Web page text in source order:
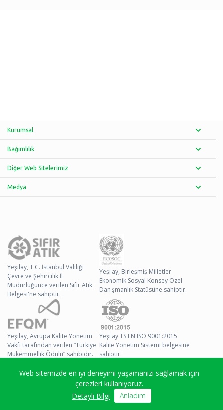
Web sitemizde en iyi deneyimi yaşamanızı sağlamak için
çerezleri kullanıyoruz.
Detaylı Bilgi
Anladım
Kurumsal
Bağımlılık
Diğer Web Sitelerimiz
Medya
Yeşilay, T.C. İstanbul Valiliği
Çevre ve Şehircilik İl
Müdürlüğünce verilen Sıfır Atık
Belgesi'ne sahiptir.
Yeşilay, Birleşmiş Milletler
Ekonomik Sosyal Konsey Özel
Danışmanlık Statüsüne sahiptir.
Yeşilay, Avrupa Kalite Yönetim
Vakfı tarafından verilen “Türkiye
Mükemmellik Ödülü” sahibidir.
Yeşilay TS EN ISO 9001:2015
Kalite Yönetim Sistemi belgesine
sahiptir.
© 2026 Yeşilay Tüm
Hakları Saklıdır